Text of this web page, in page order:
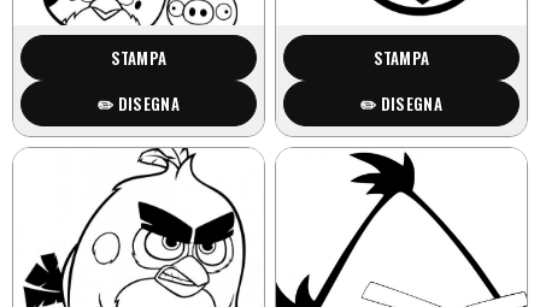
STAMPA
✏️ DISEGNA
STAMPA
✏️ DISEGNA